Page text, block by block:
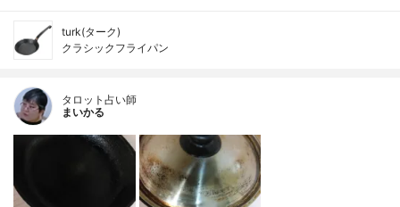
turk(ターク)
クラシックフライパン
タロット占い師
まいかる